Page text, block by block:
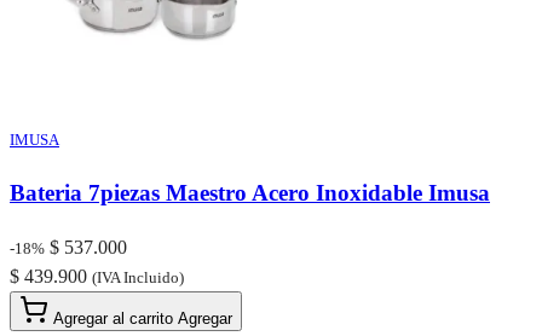
IMUSA
Bateria 7piezas Maestro Acero Inoxidable Imusa
-18% $ 537.000
$ 439.900 (IVA Incluido)
Agregar al carrito Agregar